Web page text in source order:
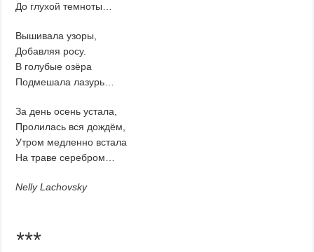
До глухой темноты…
Вышивала узоры,
Добавляя росу.
В голубые озёра
Подмешала лазурь…
За день осень устала,
Пролилась вся дождём,
Утром медленно встала
На траве серебром…
Nelly Lachovsky
***